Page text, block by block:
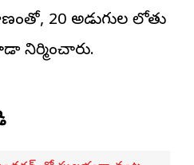
20 అడుగుల లోతు
నిర్మించారు.